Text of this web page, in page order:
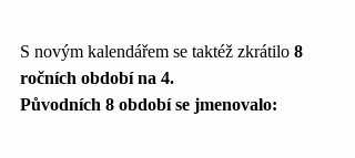
S novým kalendářem se taktéž zkrátilo 8
ročních období na 4.
Původních 8 období se jmenovalo: